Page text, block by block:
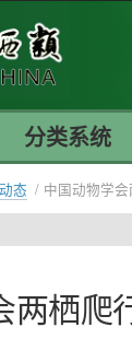
分类系统
态 / 中国动物学
两栖爬